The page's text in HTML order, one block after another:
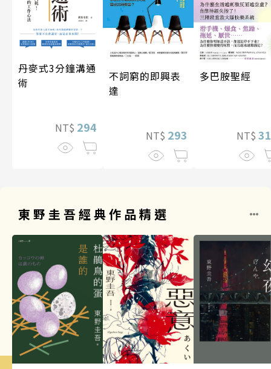
丹麥式3分鐘溝通
術
NT$ 294
不詞窮的即興表
達
NT$ 293
多巴胺聖經
NT$
東野圭吾經典作品精選